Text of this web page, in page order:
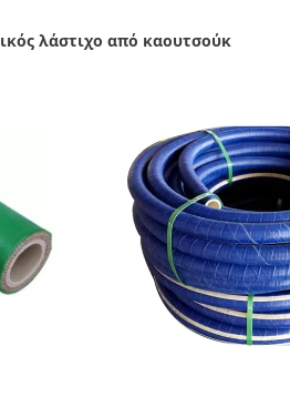
λάστιχο από καουτσούκ